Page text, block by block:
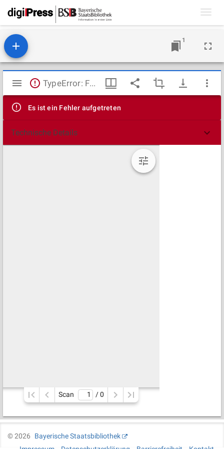
1
Mirador
Viewer
TypeError: Failed to fetch
Es ist ein Fehler aufgetreten
Technische Details
Scan / 0
©2026
Bayerische Staatsbibliothek